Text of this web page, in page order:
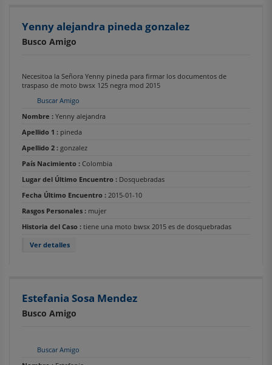
Yenny alejandra pineda gonzalez
Busco Amigo
Necesitoa la Señora Yenny pineda para firmar los documentos de
traspaso de moto bwsx 125 negra mod 2015
Buscar Amigo
Nombre : Yenny alejandra
Apellido 1 : pineda
Apellido 2 : gonzalez
País Nacimiento : Colombia
Lugar del Último Encuentro : Dosquebradas
Fecha Último Encuentro : 2015-01-10
Rasgos Personales : mujer
Historia del Caso : tiene una moto bwsx 2015 es de dosquebradas
Ver detalles
Estefania Sosa Mendez
Busco Amigo
Buscar Amigo